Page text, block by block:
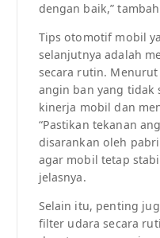
dengan baik,”
Tips otomotif mobil
selanjutnya adalah
secara rutin.
angin ban yang tidak
kinerja mobil dan
“Pastikan tekanan
disarankan oleh
agar mobil tetap
jelasnya.
Selain itu, penting
filter udara secara